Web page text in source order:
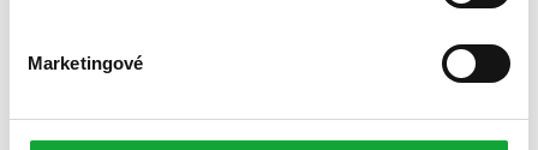
Marketingové